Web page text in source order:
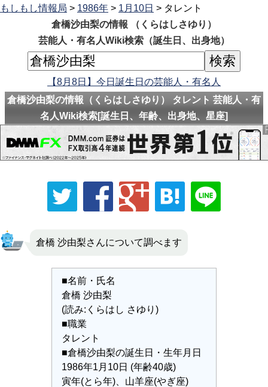
もしもし情報局 > 1986年 > 1月10日 > タレント
倉橋沙由梨の情報 （くらはしさゆり）
芸能人・有名人Wiki検索（誕生日、出身地）
【8月8日】今日誕生日の芸能人・有名人
倉橋沙由梨の情報（くらはしさゆり） タレント 芸能人・有
名人Wiki検索[誕生日、年齢、出身地、星座]
倉橋 沙由梨さんについて調べます
■名前・氏名
倉橋 沙由梨
(読み:くらはし さゆり)
■職業
タレント
■倉橋沙由梨の誕生日・生年月日
1986年1月10日 (年齢40歳)
寅年(とら年)、山羊座(やぎ座)